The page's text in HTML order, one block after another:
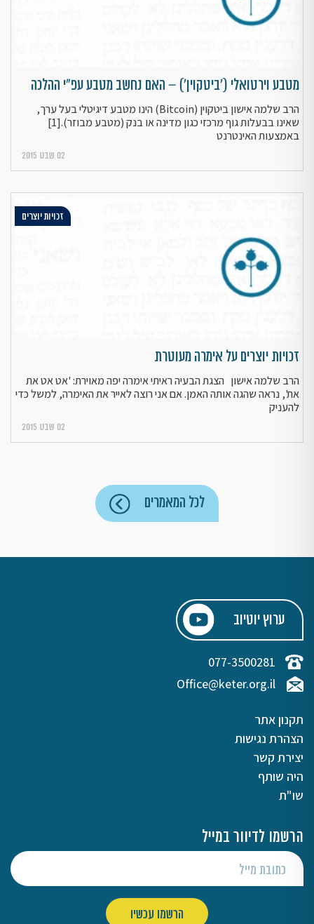
מטבע וירטואלי ('ביטקוין') – האם נחשב מטבע עפ"י ההלכה
הרב שלמה אישון ביטקוין (Bitcoin) הינו מטבע דיגיטלי בעל ערך,
שאינו בבעלות גוף מרכזי כגון מדינה או בנק (מטבע מבוזר).[1]
באמצעות האינטרנט
02 שבט 2015
זכויות יוצרים
זכויות יוצרים על אימרה מעוטרת
הרב שלמה אישון הצגת הבעיה ראיתי אימרה יפה מאוירת: 'אט אט את
את', נראה שהגה אותה האמן. אם אני רוצה לאייר את האימרה, למשל כדי
להעניק
02 שבט 2015
לכל המאמרים
ערוץ יוטיוב
077-3500281
Office@keter.org.il
תקנון אתר
הצהרת נגישות
יצירת קשר
היה שותף
שו"ת
הרשמו לדיוור במייל